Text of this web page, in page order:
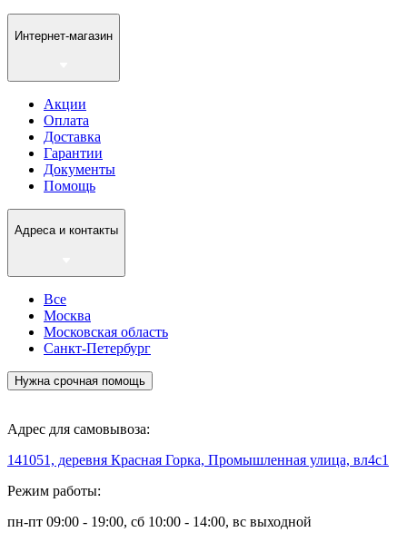
Интернет-магазин
Акции
Оплата
Доставка
Гарантии
Документы
Помощь
Адреса и контакты
Все
Москва
Московская область
Санкт-Петербург
Нужна срочная помощь
Адрес для самовывоза:
141051, деревня Красная Горка, Промышленная улица, вл4с1
Режим работы:
пн-пт 09:00 - 19:00, сб 10:00 - 14:00, вс выходной